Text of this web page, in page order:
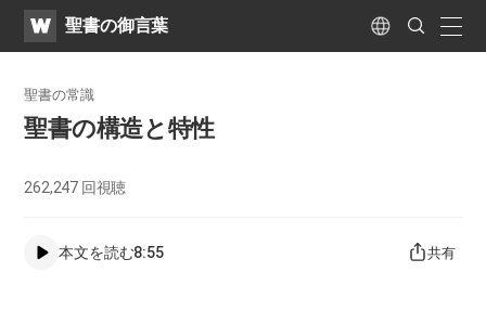
WATV聖書の御言葉 Language
Search
Submit
聖書の常識
聖書の構造と特性
262,247 回視聴
本文を読む8:55 共有